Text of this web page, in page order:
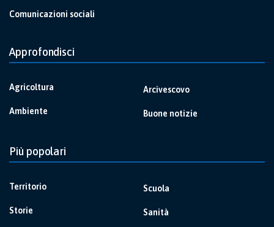
Comunicazioni sociali
Approfondisci
Agricoltura
Ambiente
Arcivescovo
Buone notizie
Più popolari
Territorio
Storie
Scuola
Sanità